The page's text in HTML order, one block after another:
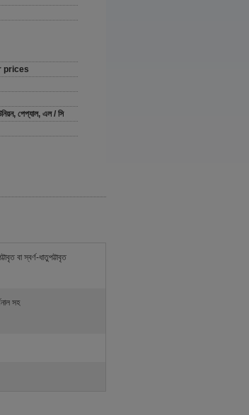
prices
পেপ্যাল, এল / সি
বা স্বর্ণ-ধাতুপট্টাবৃত
সহ